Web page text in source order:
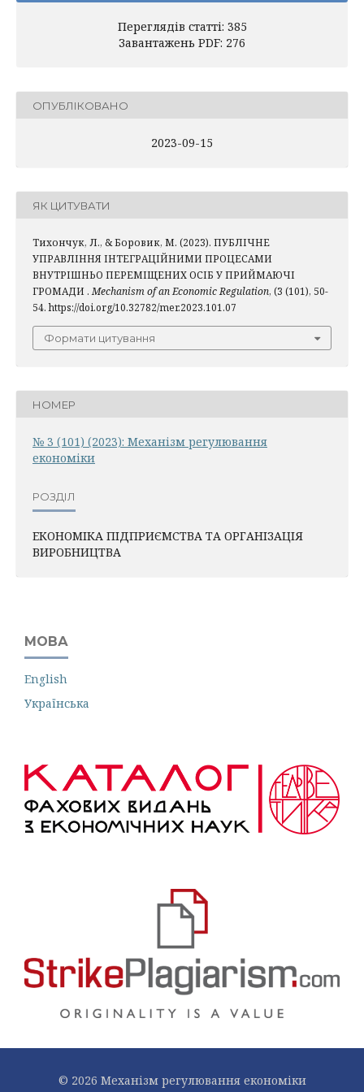
Переглядів статті: 385
Завантажень PDF: 276
ОПУБЛІКОВАНО
2023-09-15
ЯК ЦИТУВАТИ
Тихончук, Л., & Боровик, М. (2023). ПУБЛІЧНЕ
УПРАВЛІННЯ ІНТЕГРАЦІЙНИМИ ПРОЦЕСАМИ
ВНУТРІШНЬО ПЕРЕМІЩЕНИХ ОСІБ У ПРИЙМАЮЧІ
ГРОМАДИ .Mechanism of an Economic Regulation, (3 (101), 50-
54. https://doi.org/10.32782/mer.2023.101.07
Формати цитування
НОМЕР
№ 3 (101) (2023): Механiзм регулювання
економiки
РОЗДІЛ
ЕКОНОМІКА ПІДПРИЄМСТВА ТА ОРГАНІЗАЦІЯ
ВИРОБНИЦТВА
МОВА
English
Українська
© 2026 Механiзм регулювання економiки